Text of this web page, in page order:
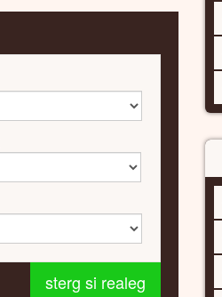
sterg si realeg